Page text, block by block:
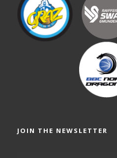
JOIN THE NEWSLETTER